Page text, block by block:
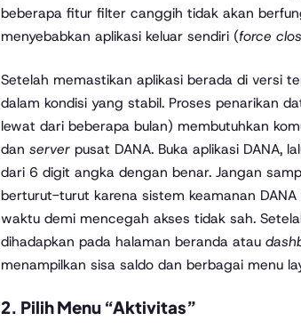
beberapa fitur filter canggih tidak akan
menyebabkan aplikasi keluar sendiri (force
Setelah memastikan aplikasi berada di versi
dalam kondisi yang stabil. Proses penarikan
lewat dari beberapa bulan) membutuhkan
dan server pusat DANA. Buka aplikasi DANA,
dari 6 digit angka dengan benar. Jangan
berturut-turut karena sistem keamanan
waktu demi mencegah akses tidak sah.
dihadapkan pada halaman beranda atau
menampilkan sisa saldo dan berbagai menu
2. Pilih Menu “Aktivitas”